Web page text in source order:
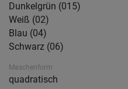
Dunkelgrün (015)
Weiß (02)
Blau (04)
Schwarz (06)
Maschenform
quadratisch